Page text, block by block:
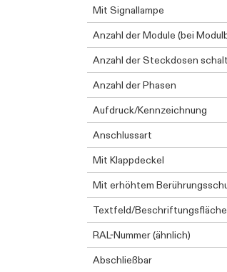
Mit Signallampe
Anzahl der Module (bei
Anzahl der Steckdosen
Anzahl der Phasen
Aufdruck/Kennzeichnung
Anschlussart
Mit Klappdeckel
Mit erhöhtem
Textfeld/Beschriftungsfläche
RAL-Nummer (ähnlich)
Abschließbar